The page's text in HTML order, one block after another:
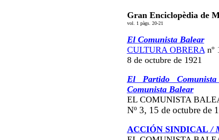
Gran Enciclopèdia de
vol. 1 pàgs. 20-21
El Comunista Balear
CULTURA OBRERAnº
8 de octubre de 1921
El Partido
Comunista Balear
EL COMUNISTA
Nº 3, 15 de octubre de
ACCIÓN SINDICAL/